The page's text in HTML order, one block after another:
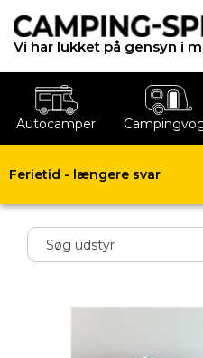
Vi har lukket på gensyn i
Autocamper
Ferietid - længere svar